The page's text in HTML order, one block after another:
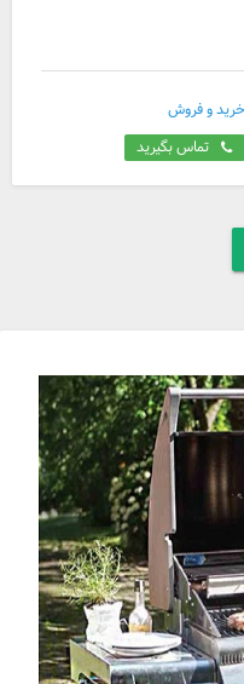
و فروش
تماس بگیرید